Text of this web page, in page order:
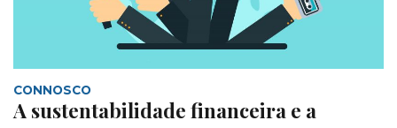
CONNOSCO
A sustentabilidade financeira e a